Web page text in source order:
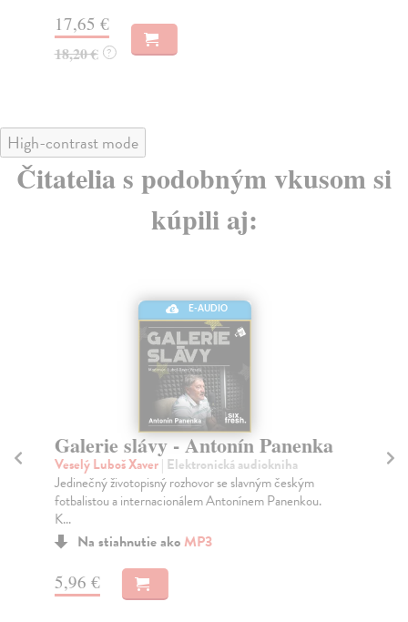
17,65 €
18,20 € ?
High-contrast mode
Čitatelia s podobným vkusom si
kúpili aj:
E-AUDIO
Galerie slávy - Antonín Panenka
Veselý Luboš Xaver| Elektronická audiokniha
Jedinečný životopisný rozhovor se slavným českým
fotbalistou a internacionálem Antonínem Panenkou.
K...
Na stiahnutie ako MP3
5,96 €